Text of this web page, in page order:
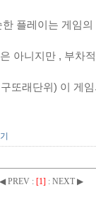
플레이는 게임
아니지만 , 부차
또래단위) 이 게
◀ PREV : [1] : NEXT ▶